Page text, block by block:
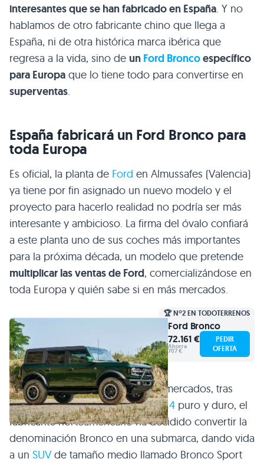
interesantes que se han fabricado en España. Y no
hablamos de otro fabricante chino que llega a
España, ni de otra histórica marca ibérica que
regresa a la vida, sino de un Ford Broncoespecífico
para Europa que lo tiene todo para convertirse en
superventas.
España fabricará un Ford Bronco para
toda Europa
Es oficial, la planta de Ford en Almussafes (Valencia)
ya tiene por fin asignado un nuevo modelo y el
proyecto para hacerlo realidad no podría ser más
interesante y ambicioso. La firma del óvalo confiará
a este planta uno de sus coches más importantes
para la próxima década, un modelo que pretende
multiplicar las ventas de Ford, comercializándose en
toda Europa y quién sabe si en más mercados.
🏆 Nº2 EN TODOTERRENOS
Ford Bronco
72.161 €
Ahorra
707 €
PEDIR
OFERTA
Tal y como hemos visto en otros mercados, tras
revivir elFord Broncocomo un4×4 puro y duro, el
fabricante norteamericano ha decidido convertir la
denominación Bronco en una submarca, dando vida
a un SUVde tamaño medio llamado Bronco Sport